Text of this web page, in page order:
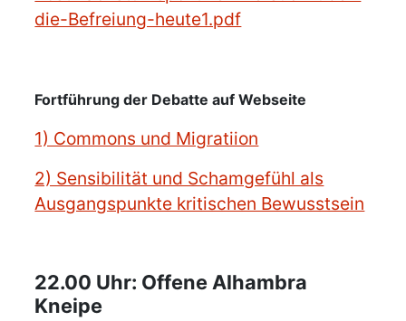
die-Befreiung-heute1.pdf
Fortführung der Debatte auf Webseite
1) Commons und Migratiion
2) Sensibilität und Schamgefühl als
Ausgangspunkte kritischen Bewusstsein
22.00 Uhr: Offene Alhambra
Kneipe